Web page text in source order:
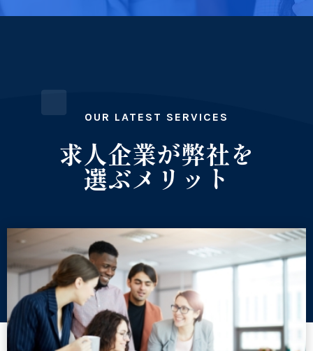
OUR LATEST SERVICES
求人企業が弊社を
選ぶメリット